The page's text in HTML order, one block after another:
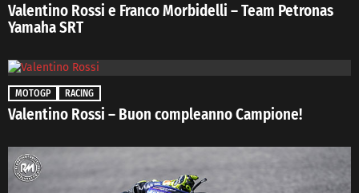
Valentino Rossi e Franco Morbidelli – Team Petronas
Yamaha SRT
MOTOGP RACING
Valentino Rossi – Buon compleanno Campione!